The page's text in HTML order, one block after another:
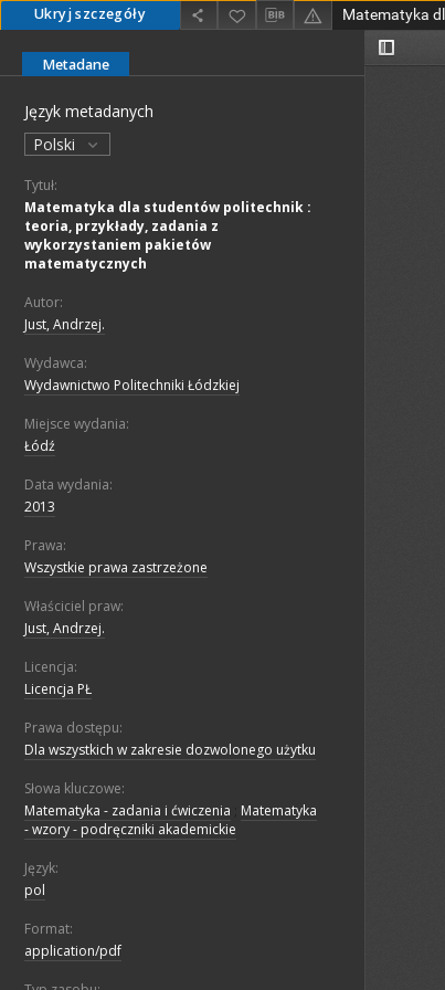
Ukryj szczegóły
Metadane
Język metadanych
Polski
Tytuł:
Matematyka dla studentów politechnik :
teoria, przykłady, zadania z
wykorzystaniem pakietów
matematycznych
Autor:
Just, Andrzej.
Wydawca:
Wydawnictwo Politechniki Łódzkiej
Miejsce wydania:
Łódź
Data wydania:
2013
Prawa:
Wszystkie prawa zastrzeżone
Właściciel praw:
Just, Andrzej.
Licencja:
Licencja PŁ
Prawa dostępu:
Dla wszystkich w zakresie dozwolonego użytku
Słowa kluczowe:
Matematyka - zadania i ćwiczenia
Matematyka
- wzory - podręczniki akademickie
Język:
pol
Format:
application/pdf